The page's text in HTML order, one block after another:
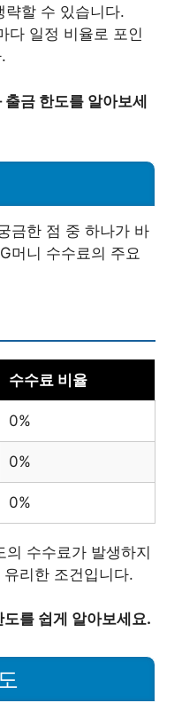
략할 수 있습니다.
다 일정 비율로 포인
금 한도를 알아보세
금한 점 중 하나가 바
머니 수수료의 주요
수수료 비율
0%
0%
0%
의 수수료가 발생하지
리한 조건입니다.
를 쉽게 알아보세요.